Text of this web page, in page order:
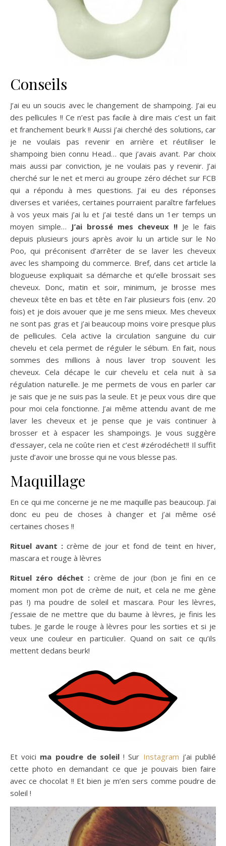
Conseils
J’ai eu un soucis avec le changement de shampoing. J’ai eu
des pellicules !! Ce n’est pas facile à dire mais c’est un fait
et franchement beurk !! Aussi j’ai cherché des solutions, car
je ne voulais pas revenir en arrière et réutiliser le
shampoing bien connu Head… que j’avais avant. Par choix
mais aussi par conviction, je ne voulais pas y revenir. J’ai
cherché sur le net et merci au groupe zéro déchet sur FCB
qui a répondu à mes questions. J’ai eu des réponses
diverses et variées, certaines pourraient paraître farfelues
à vos yeux mais j’ai lu et j’ai testé dans un 1er temps un
moyen simple… J’ai brossé mes cheveux !! Je le fais
depuis plusieurs jours après avoir lu un article sur le No
Poo, qui préconisent d’arrêter de se laver les cheveux
avec les shampoing du commerce. Bref, dans cet article la
blogueuse expliquait sa démarche et qu’elle brossait ses
cheveux. Donc, matin et soir, minimum, je brosse mes
cheveux tête en bas et tête en l’air plusieurs fois (env. 20
fois) et je dois avouer que je me sens mieux. Mes cheveux
ne sont pas gras et j’ai beaucoup moins voire presque plus
de pellicules. Cela active la circulation sanguine du cuir
chevelu et cela permet de réguler le sébum. En fait, nous
sommes des millions à nous laver trop souvent les
cheveux. Cela décape le cuir chevelu et cela nuit à sa
régulation naturelle. Je me permets de vous en parler car
je sais que je ne suis pas la seule. Et je peux vous dire que
pour moi cela fonctionne. J’ai même attendu avant de me
laver les cheveux et je pense que je vais continuer à
brosser et à espacer les shampoings. Je vous suggère
d’essayer, cela ne coûte rien et c’est #zérodéchet!! Il suffit
juste d’avoir une brosse qui ne vous blesse pas.
Maquillage
En ce qui me concerne je ne me maquille pas beaucoup. J’ai
donc eu peu de choses à changer et j’ai même osé
certaines choses !!
Rituel avant : crème de jour et fond de teint en hiver,
mascara et rouge à lèvres
Rituel zéro déchet : crème de jour (bon je fini en ce
moment mon pot de crème de nuit, et cela ne me gène
pas !) ma poudre de soleil et mascara. Pour les lèvres,
j’essaie de ne mettre que du baume à lèvres, je finis les
tubes. Je garde le rouge à lèvres pour les sorties et si je
veux une couleur en particulier. Quand on sait ce qu’ils
mettent dedans beurk!
Et voici ma poudre de soleil ! Sur Instagram j’ai publié
cette photo en demandant ce que je pouvais bien faire
avec ce chocolat !! Et bien je m’en sers comme poudre de
soleil !